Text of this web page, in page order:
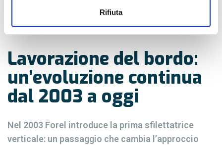
Rifiuta
Lavorazione del bordo:
un’evoluzione continua
dal 2003 a oggi
Nel 2003 Forel introduce la prima sfilettatrice
verticale: un passaggio che cambia l’approccio